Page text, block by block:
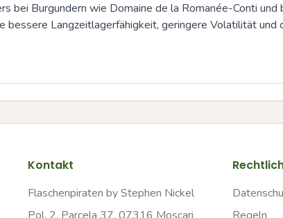
bei Burgundern wie Domaine de la Romanée-Conti
Langzeitlagerfähigkeit, geringere Volatilität
Kontakt
Flaschenpiraten by Stephen Nickel